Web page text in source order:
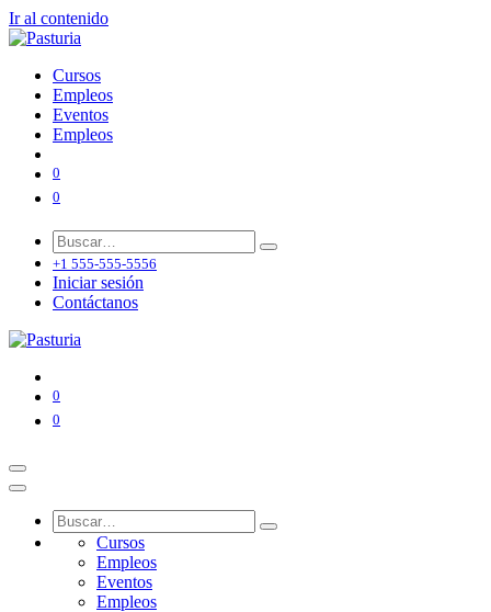
Ir al contenido
Cursos
Empleos
Eventos
Empleos
0
0
+1 555-555-5556
Iniciar sesión
Contáctanos
0
0
Cursos
Empleos
Eventos
Empleos